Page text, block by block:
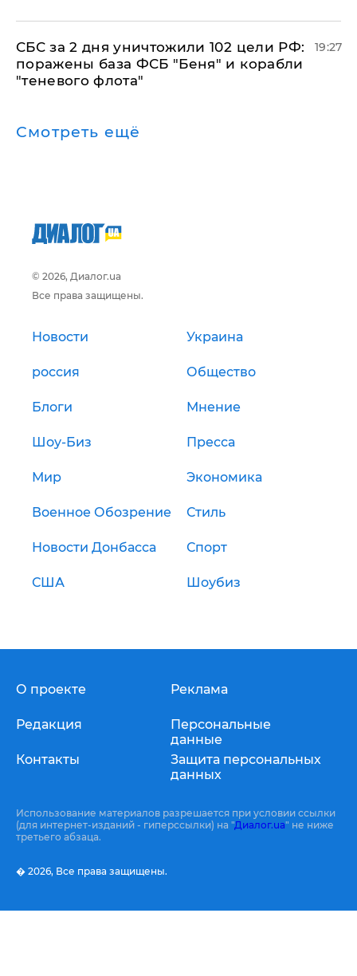
СБС за 2 дня уничтожили 102 цели РФ:
поражены база ФСБ "Беня" и корабли
"теневого флота"
19:27
Смотреть ещё
© 2026, Диалог.ua
Все права защищены.
Новости Украина
россия Общество
Блоги Мнение
Шоу-Биз Пресса
Мир Экономика
Военное Обозрение Стиль
Новости Донбасса Спорт
США Шоубиз
О проекте
Редакция
Контакты
Реклама
Персональные
данные
Защита персональных
данных
Использование материалов разрешается при условии ссылки
(для интернет-изданий - гиперссылки) на "Диалог.ua" не ниже
третьего абзаца.
� 2026, Все права защищены.